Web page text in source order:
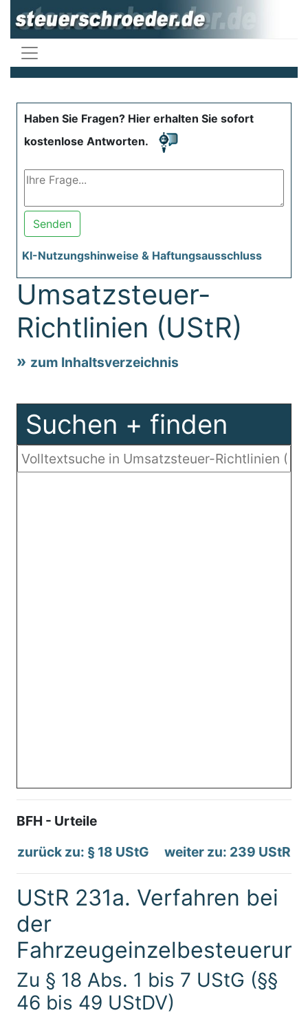
Haben Sie Fragen? Hier erhalten Sie sofort
kostenlose Antworten.
Senden
KI-Nutzungshinweise & Haftungsausschluss
Umsatzsteuer-
Richtlinien (UStR)
zum Inhaltsverzeichnis
Suchen + finden
BFH - Urteile
zurück zu: § 18 UStG
weiter zu: 239 UStR
UStR 231a. Verfahren bei
der
Zu § 18 Abs. 1 bis 7 UStG (§§
46 bis 49 UStDV)